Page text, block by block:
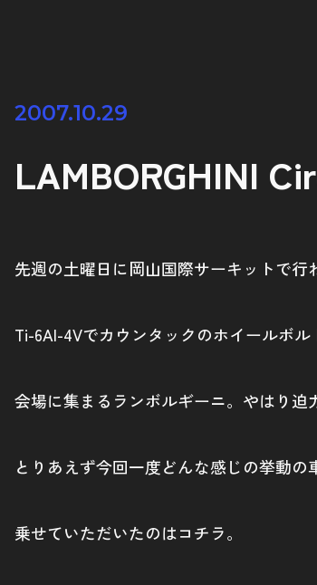
2007.10.29
LAMBORGHINI
先週の土曜日に岡山国際サーキットで行
Ti-6Al-4Vでカウンタックのホイールボ
会場に集まるランボルギーニ。やはり迫
とりあえず今回一度どんな感じの挙動
乗せていただいたのはコチラ。